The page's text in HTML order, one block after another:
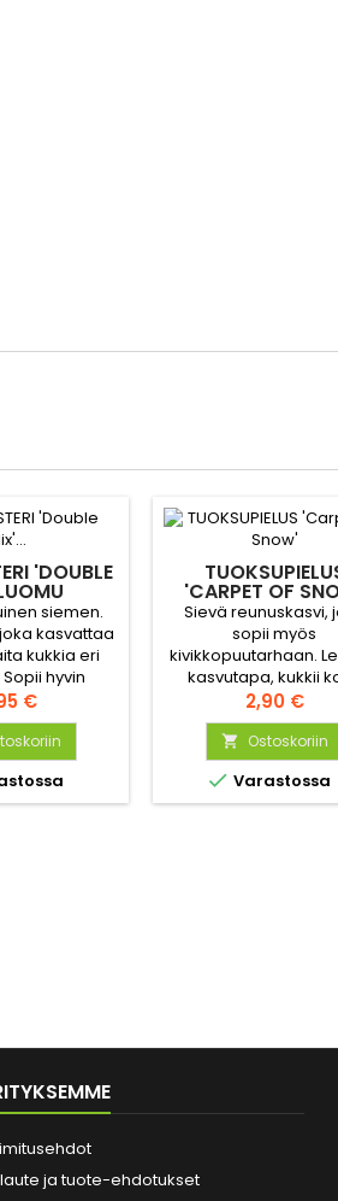
'DOUBLE
siemen.
kasvattaa
kukkia eri
hyvin
ja
€
'CARPET OF
Sievä reunuskasvi,
sopii myös
kivikkopuutarhaan.
kasvutapa, kukkii
kesän valkoisin,
voimakkaantuoksuisin
Mehiläiset ja
suosima.
Hinta
2,90 €
 Ostoskoriin
 Varastossa
ja tuote-ehdotukset